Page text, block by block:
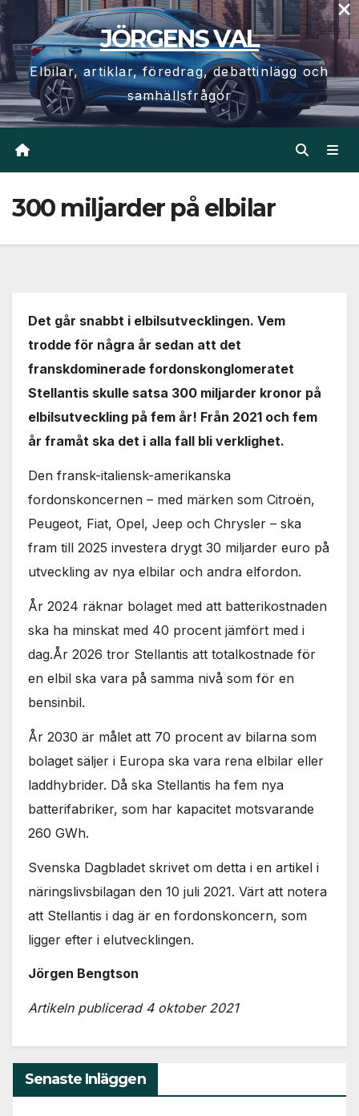
Hoppa
till
innehåll
JÖRGENS VAL
Elbilar, artiklar, föredrag, debattinlägg och
samhällsfrågor
300 miljarder på elbilar
Det går snabbt i elbilsutvecklingen. Vem
trodde för några år sedan att det
franskdominerade fordonskonglomeratet
Stellantis skulle satsa 300 miljarder kronor på
elbilsutveckling på fem år! Från 2021 och fem
år framåt ska det i alla fall bli verklighet.
Den fransk-italiensk-amerikanska
fordonskoncernen – med märken som Citroën,
Peugeot, Fiat, Opel, Jeep och Chrysler – ska
fram till 2025 investera drygt 30 miljarder euro på
utveckling av nya elbilar och andra elfordon.
År 2024 räknar bolaget med att batterikostnaden
ska ha minskat med 40 procent jämfört med i
dag.År 2026 tror Stellantis att totalkostnade för
en elbil ska vara på samma nivå som för en
bensinbil.
År 2030 är målet att 70 procent av bilarna som
bolaget säljer i Europa ska vara rena elbilar eller
laddhybrider. Då ska Stellantis ha fem nya
batterifabriker, som har kapacitet motsvarande
260 GWh.
Svenska Dagbladet skrivet om detta i en artikel i
näringslivsbilagan den 10 juli 2021. Värt att notera
att Stellantis i dag är en fordonskoncern, som
ligger efter i elutvecklingen.
Jörgen Bengtson
Artikeln publicerad 4 oktober 2021
Senaste Inläggen
×